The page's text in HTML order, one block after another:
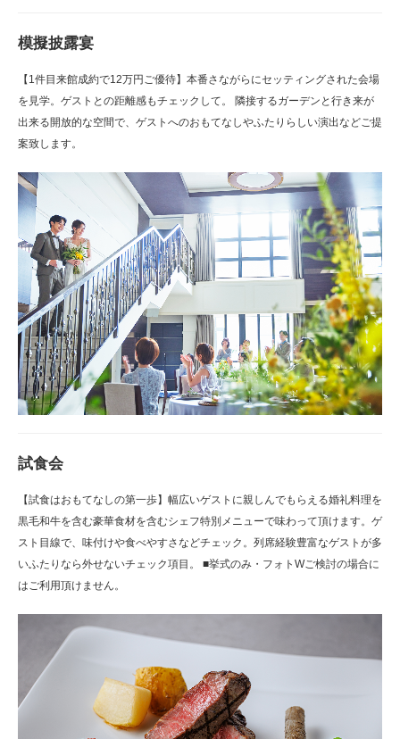
模擬披露宴
【1件目来館成約で12万円ご優待】本番さながらにセッティングされた会場
を見学。ゲストとの距離感もチェックして。 隣接するガーデンと行き来が
出来る開放的な空間で、ゲストへのおもてなしやふたりらしい演出などご提
案致します。
試食会
【試食はおもてなしの第一歩】幅広いゲストに親しんでもらえる婚礼料理を
黒毛和牛を含む豪華食材を含むシェフ特別メニューで味わって頂けます。ゲ
スト目線で、味付けや食べやすさなどチェック。列席経験豊富なゲストが多
いふたりなら外せないチェック項目。 ■挙式のみ・フォトWご検討の場合に
はご利用頂けません。